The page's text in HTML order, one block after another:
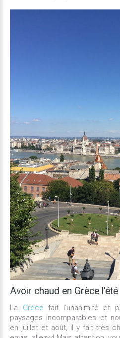
Avoir chaud en Grèce l'été
La Grèce fait l'unanimité et
paysages incomparables et
en juillet et août, il y fait très